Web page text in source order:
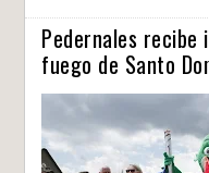
Pedernales
fuego de Santo